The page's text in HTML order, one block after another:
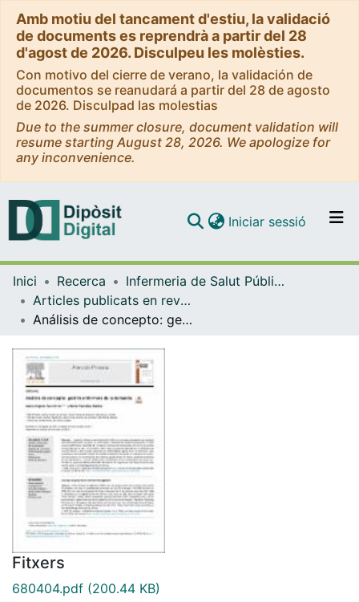
Amb motiu del tancament d'estiu, la validació
de documents es reprendrà a partir del 28
d'agost de 2026. Disculpeu les molèsties.
Con motivo del cierre de verano, la validación de
documentos se reanudará a partir del 28 de agosto
de 2026. Disculpad las molestias
Due to the summer closure, document validation will
resume starting August 28, 2026. We apologize for
any inconvenience.
Navega per tot el DD
Iniciar sessió (current)
Inici Recerca
Infermeria de Salut Pública, Salut Mental i Maternoinfantil
Articles publicats en revistes (Infermeria de Salut Pública, Salut mental i Maternoinfantil)
Análisis de concepto: gestión enfermera de la demanda
Fitxers
680404.pdf (200.44 KB)